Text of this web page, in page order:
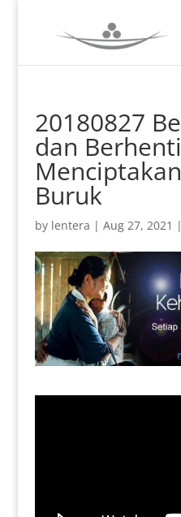
20180827
dan Berhenti
Buruk
by lentera | Aug 27, 2021 |